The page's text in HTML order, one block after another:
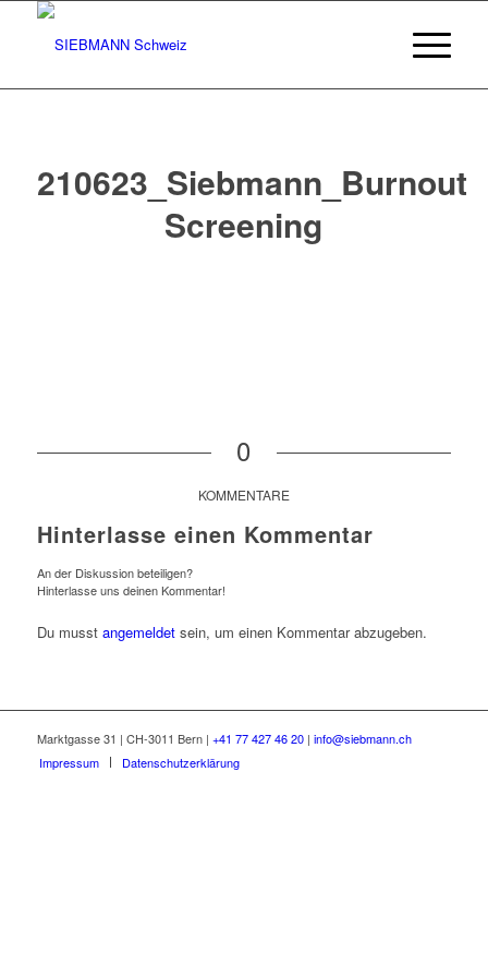
210623_Siebmann_Burnout
Screening
0
KOMMENTARE
Hinterlasse einen Kommentar
An der Diskussion beteiligen?
Hinterlasse uns deinen Kommentar!
Du musst angemeldetsein, um einen Kommentar abzugeben.
Marktgasse 31 | CH-3011 Bern | +41 77 427 46 20| info@siebmann.ch
Impressum
Datenschutzerklärung